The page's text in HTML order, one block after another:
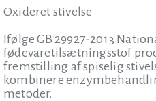
Oxideret stivelse
Ifølge GB 29927-2013
fødevaretilsætningsstof
fremstilling af spiselig
kombinere
metoder.